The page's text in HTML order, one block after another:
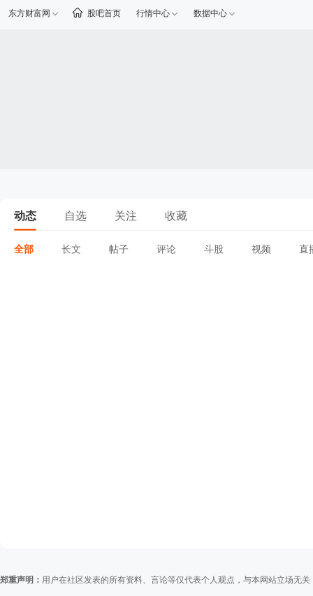
东方财富网 股吧首页 行情中心 数据中心
动态 自选 关注 收藏
全部 长文 帖子 评论 斗股 视频 直
郑重声明： 用户在社区发表的所有资料、言论等仅代表个人观点，与本网站立场无